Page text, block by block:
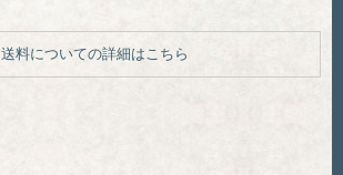
送料についての詳細はこちら